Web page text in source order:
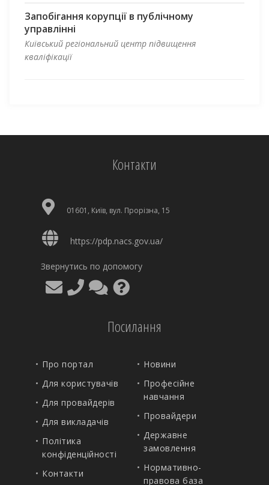
Запобігання корупції в публічному
управлінні
Київський регіональний центр підвищення
кваліфікації
Контакти
01601, Київ, вул. Прорізна, 15
https://pdp.nacs.gov.ua/
Звернутись по допомогу
Посилання
Про портал
Для користувачів
Для провайдерів
Для викладачів
Політика
конфіденційності
Контакти
Новини
Професійне
навчання
Провайдери
Державне
замовлення
Нормативно-
правова база